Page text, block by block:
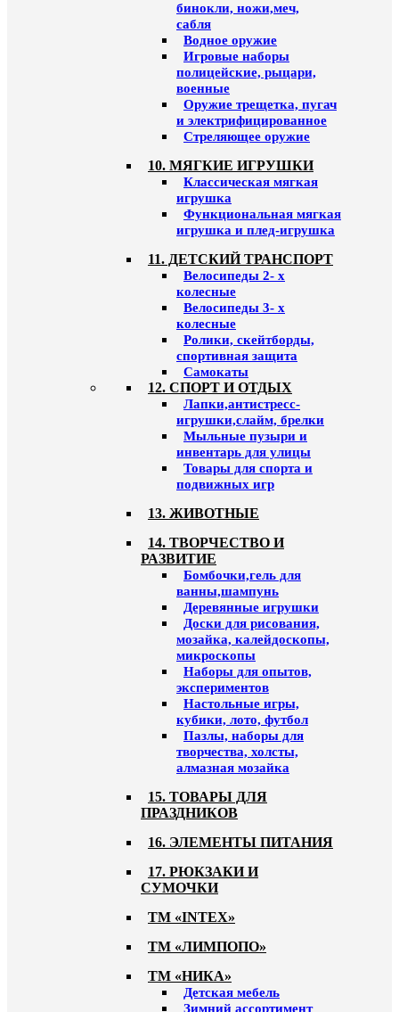
бинокли, ножи,меч,
сабля
Водное оружие
Игровые наборы
полицейские, рыцари,
военные
Оружие трещетка, пугач
и электрифицированное
Стреляющее оружие
10. МЯГКИЕ ИГРУШКИ
Классическая мягкая
игрушка
Функциональная мягкая
игрушка и плед-игрушка
11. ДЕТСКИЙ ТРАНСПОРТ
Велосипеды 2- х
колесные
Велосипеды 3- х
колесные
Ролики, скейтборды,
спортивная защита
Самокаты
12. СПОРТ И ОТДЫХ
Лапки,антистресс-
игрушки,слайм, брелки
Мыльные пузыри и
инвентарь для улицы
Товары для спорта и
подвижных игр
13. ЖИВОТНЫЕ
14. ТВОРЧЕСТВО И
РАЗВИТИЕ
Бомбочки,гель для
ванны,шампунь
Деревянные игрушки
Доски для рисования,
мозайка, калейдоскопы,
микроскопы
Наборы для опытов,
экспериментов
Настольные игры,
кубики, лото, футбол
Пазлы, наборы для
творчества, холсты,
алмазная мозайка
15. ТОВАРЫ ДЛЯ
ПРАЗДНИКОВ
16. ЭЛЕМЕНТЫ ПИТАНИЯ
17. РЮКЗАКИ И
СУМОЧКИ
ТМ «INTEX»
ТМ «ЛИМПОПО»
ТМ «НИКА»
Детская мебель
Зимний ассортимент